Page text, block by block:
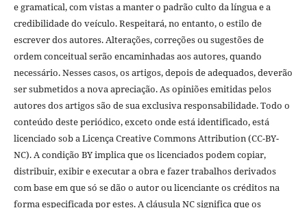
e gramatical, com vistas a manter o padrão culto da língua e a
credibilidade do veículo. Respeitará, no entanto, o estilo de
escrever dos autores. Alterações, correções ou sugestões de
ordem conceitual serão encaminhadas aos autores, quando
necessário. Nesses casos, os artigos, depois de adequados, deverão
ser submetidos a nova apreciação. As opiniões emitidas pelos
autores dos artigos são de sua exclusiva responsabilidade. Todo o
conteúdo deste periódico, exceto onde está identificado, está
licenciado sob a Licença Creative Commons Attribution (CC-BY-
NC). A condição BY implica que os licenciados podem copiar,
distribuir, exibir e executar a obra e fazer trabalhos derivados
com base em que só se dão o autor ou licenciante os créditos na
forma especificada por estes. A cláusula NC significa que os